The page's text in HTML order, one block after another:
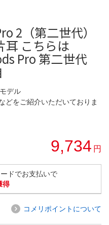
2（第二世代）
耳 こちらは
Pro 第二世代
デル
どをご紹介いただいておりま
9,734 円
ドでお支払いで
得
コメリポイントについて